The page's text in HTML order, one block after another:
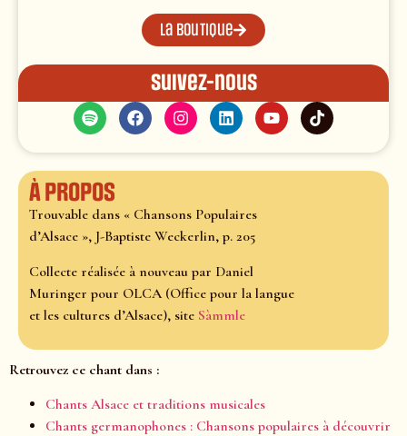
La boutique
Suivez-nous
À propos
Trouvable dans « Chansons Populaires
d’Alsace », J-Baptiste Weckerlin, p. 205
Collecte réalisée à nouveau par Daniel
Muringer pour OLCA (Office pour la langue
et les cultures d’Alsace), site Sàmmle
Retrouvez ce chant dans :
Chants Alsace et traditions musicales
Chants germanophones : Chansons populaires à découvrir